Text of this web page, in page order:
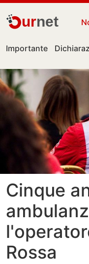
urnet
Importante
Cinque
Rossa